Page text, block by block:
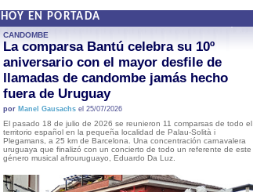
HOY EN PORTADA
CANDOMBE
La comparsa Bantú celebra su 10º
aniversario con el mayor desfile de
llamadas de candombe jamás hecho
fuera de Uruguay
por Manel Gausachsel 25/07/2026
El pasado 18 de julio de 2026 se reunieron 11 comparsas de todo el
territorio español en la pequeña localidad de Palau-Solità i
Plegamans, a 25 km de Barcelona. Una concentración carnavalera
uruguaya que finalizó con un concierto de todo un referente de este
género musical afrouruguayo, Eduardo Da Luz.